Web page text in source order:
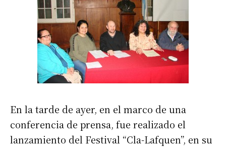
En la tarde de ayer, en el marco de una
conferencia de prensa, fue realizado el
lanzamiento del Festival “Cla-Lafquen”, en su